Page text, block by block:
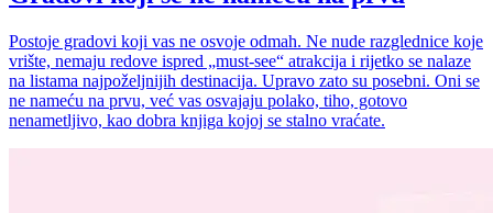
Postoje gradovi koji vas ne osvoje odmah. Ne nude razglednice koje
vrište, nemaju redove ispred „must-see“ atrakcija i rijetko se nalaze
na listama najpoželjnijih destinacija. Upravo zato su posebni. Oni se
ne nameću na prvu, već vas osvajaju polako, tiho, gotovo
nenametljivo, kao dobra knjiga kojoj se stalno vraćate.